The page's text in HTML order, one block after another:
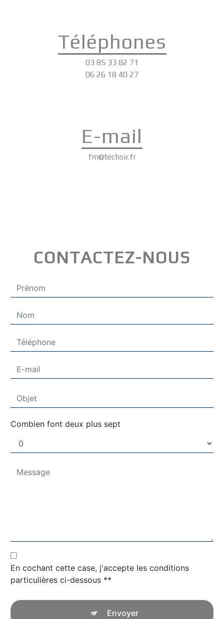
Téléphones
03 85 33 82 71
06 26 18 40 27
E-mail
fm@techsir.fr
CONTACTEZ-NOUS
Combien font deux plus sept
En cochant cette case, j'accepte les conditions
particulières ci-dessous **
Envoyer